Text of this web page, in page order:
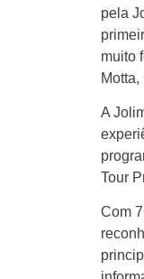
pela
muito
A
Tour
Com